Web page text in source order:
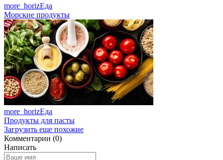
more_horizЕда
Морские продукты
more_horizЕда
Продукты для пасты
Загрузить еще похожие
Комментарии (0)
Написать